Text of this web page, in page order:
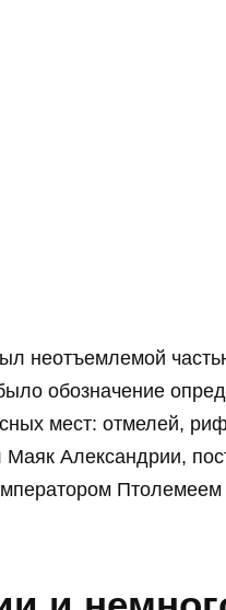
неотъемлемой
обозначение
мест: отмелей,
Александрии,
Птолемеем